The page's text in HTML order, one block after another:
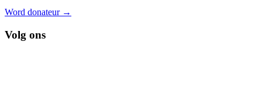
Word donateur →
Volg ons